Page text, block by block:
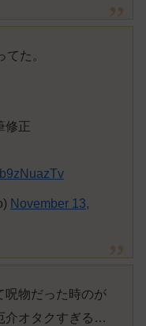
た。
修正
November 13,
呪物だった時のが
介オタクすぎる…